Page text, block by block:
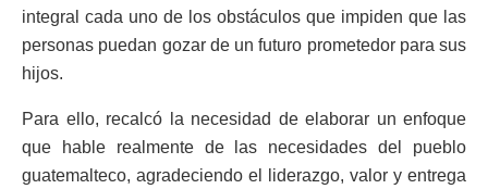
integral cada uno de los obstáculos que impiden que las
personas puedan gozar de un futuro prometedor para sus
hijos.
Para ello, recalcó la necesidad de elaborar un enfoque
que hable realmente de las necesidades del pueblo
guatemalteco, agradeciendo el liderazgo, valor y entrega